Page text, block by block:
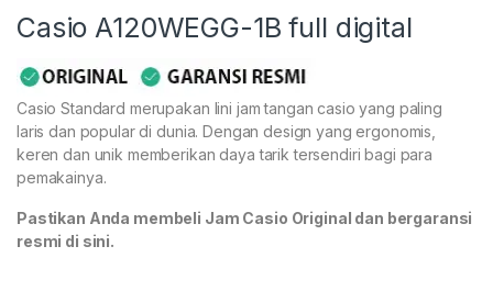
Casio A120WEGG-1B full digital
Casio Standard merupakan lini jam tangan casio yang paling
laris dan popular di dunia. Dengan design yang ergonomis,
keren dan unik memberikan daya tarik tersendiri bagi para
pemakainya.
Pastikan Anda membeli Jam Casio Original dan bergaransi
resmi di sini.